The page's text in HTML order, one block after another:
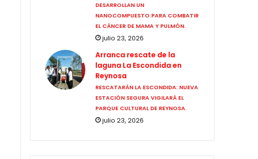
DESARROLLAN UN
NANOCOMPUESTO PARA COMBATIR
EL CÁNCER DE MAMA Y PULMÓN.
julio 23, 2026
Arranca rescate de la
laguna La Escondida en
Reynosa
RESCATARÁN LA ESCONDIDA: NUEVA
ESTACIÓN SEGURA VIGILARÁ EL
PARQUE CULTURAL DE REYNOSA.
julio 23, 2026